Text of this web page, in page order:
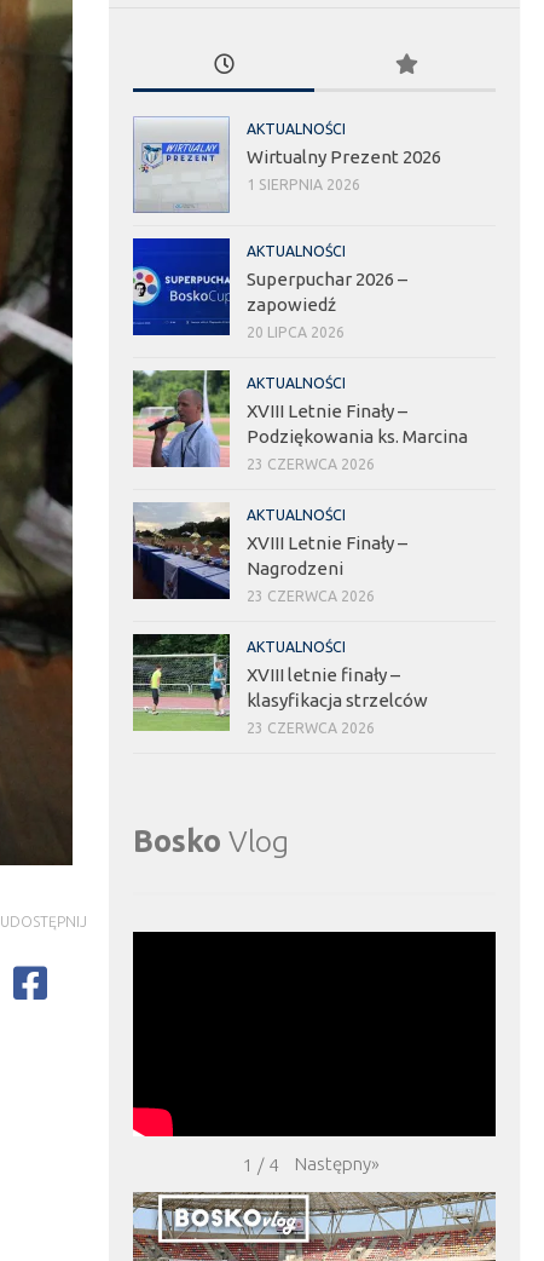
UDOSTĘPNIJ
AKTUALNOŚCI
Wirtualny Prezent 2026
1 SIERPNIA 2026
AKTUALNOŚCI
Superpuchar 2026 –
zapowiedź
20 LIPCA 2026
AKTUALNOŚCI
XVIII Letnie Finały –
Podziękowania ks. Marcina
23 CZERWCA 2026
AKTUALNOŚCI
XVIII Letnie Finały –
Nagrodzeni
23 CZERWCA 2026
AKTUALNOŚCI
XVIII letnie finały –
klasyfikacja strzelców
23 CZERWCA 2026
Bosko Vlog
1 / 4 Następny»